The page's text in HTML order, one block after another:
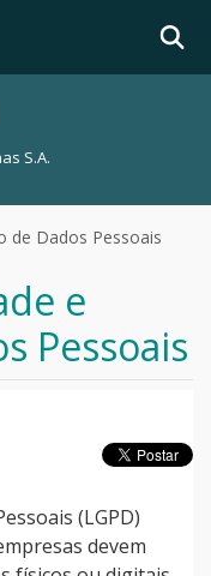
S.A.
de Dados Pessoais
e
Pessoais
(LGPD)
devem